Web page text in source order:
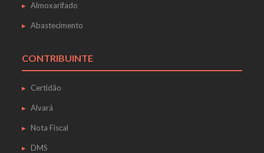
Almoxarifado
Abastecimento
CONTRIBUINTE
Certidão
Alvará
Nota Fiscal
DMS